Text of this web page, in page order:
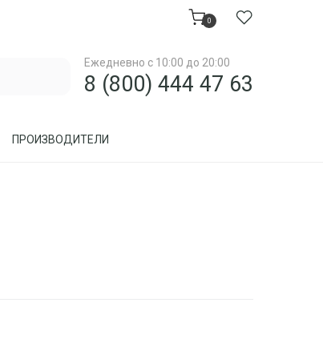
0
Ежедневно с 10:00 до 20:00
8 (800) 444 47 63
ПРОИЗВОДИТЕЛИ